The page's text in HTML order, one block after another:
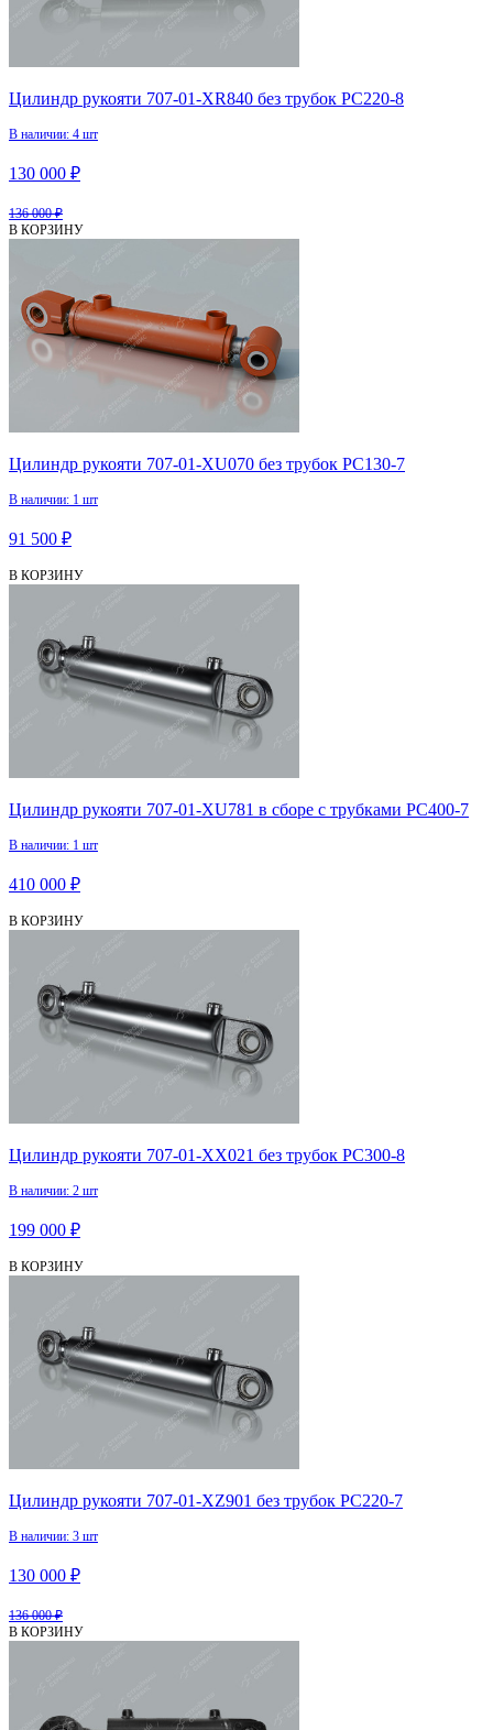
Цилиндр рукояти 707-01-XR840 без трубок PC220-8
В наличии: 4 шт
130 000 ₽
136 000 ₽
В КОРЗИНУ
Цилиндр рукояти 707-01-XU070 без трубок PC130-7
В наличии: 1 шт
91 500 ₽
В КОРЗИНУ
Цилиндр рукояти 707-01-XU781 в сборе с трубками PC400-7
В наличии: 1 шт
410 000 ₽
В КОРЗИНУ
Цилиндр рукояти 707-01-XX021 без трубок PC300-8
В наличии: 2 шт
199 000 ₽
В КОРЗИНУ
Цилиндр рукояти 707-01-XZ901 без трубок PC220-7
В наличии: 3 шт
130 000 ₽
136 000 ₽
В КОРЗИНУ